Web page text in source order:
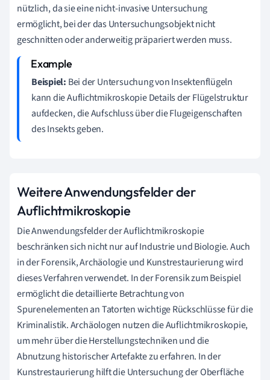
nützlich, da sie eine nicht-invasive Untersuchung
ermöglicht, bei der das Untersuchungsobjekt nicht
geschnitten oder anderweitig präpariert werden muss.
Beispiel: Bei der Untersuchung von Insektenflügeln
kann die Auflichtmikroskopie Details der Flügelstruktur
aufdecken, die Aufschluss über die Flugeigenschaften
des Insekts geben.
Weitere Anwendungsfelder der
Auflichtmikroskopie
Die Anwendungsfelder der Auflichtmikroskopie
beschränken sich nicht nur auf Industrie und Biologie. Auch
in der Forensik, Archäologie und Kunstrestaurierung wird
dieses Verfahren verwendet. In der Forensik zum Beispiel
ermöglicht die detaillierte Betrachtung von
Spurenelementen an Tatorten wichtige Rückschlüsse für die
Kriminalistik. Archäologen nutzen die Auflichtmikroskopie,
um mehr über die Herstellungstechniken und die
Abnutzung historischer Artefakte zu erfahren. In der
Kunstrestaurierung hilft die Untersuchung der Oberfläche